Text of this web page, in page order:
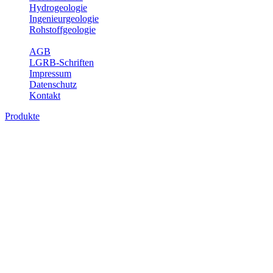
Hydrogeologie
Ingenieurgeologie
Rohstoffgeologie
AGB
LGRB-Schriften
Impressum
Datenschutz
Kontakt
Produkte